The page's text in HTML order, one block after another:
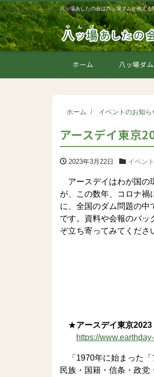
八ッ場あしたの会は八ッ場ダムが抱える
ホーム 八ッ場ダ
ホーム イベントのお知ら
アースデイ東京
2023年3月22日 イベン
アースデイはわが国の
が、この数年、コロナ禍
に、全国のダム問題の中
です。資料や会報のバッ
ぞ立ち寄ってみてくださ
★アースデイ東京
https://
「1970年に始まった「
民族・国籍・信条・政党